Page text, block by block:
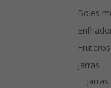
Boles
Fruteros
Jarras